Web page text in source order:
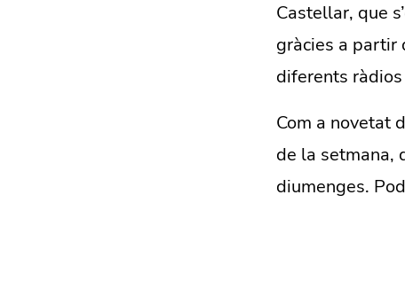
Castellar, que
gràcies a partir
diferents
Com a novetat
de la setmana,
diumenges.